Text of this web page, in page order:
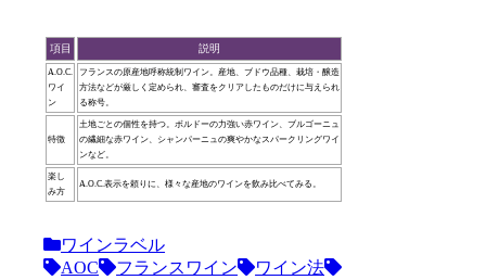
項目 説明
A.O.C.
ワイ
ン
フランスの原産地呼称統制ワイン。産地、ブドウ品種、栽培・醸造
方法などが厳しく定められ、審査をクリアしたものだけに与えられ
る称号。
特徴
土地ごとの個性を持つ。ボルドーの力強い赤ワイン、ブルゴーニュ
の繊細な赤ワイン、シャンパーニュの爽やかなスパークリングワイ
ンなど。
楽し
み方
A.O.C.表示を頼りに、様々な産地のワインを飲み比べてみる。
ワインラベル
AOC
フランスワイン
ワイン法